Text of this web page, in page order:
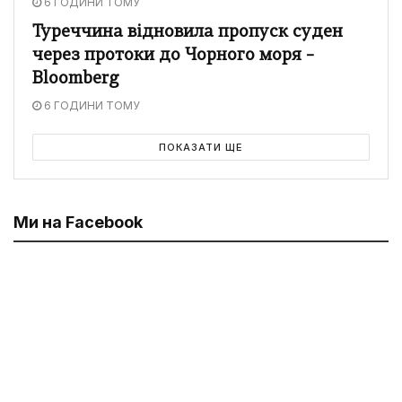
Туреччина відновила пропуск суден
через протоки до Чорного моря –
Bloomberg
6 ГОДИНИ ТОМУ
ПОКАЗАТИ ЩЕ
Ми на Facebook